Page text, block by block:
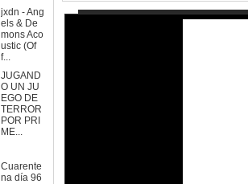
jxdn - Ang
els & De
mons Aco
ustic (Of
f...
JUGAND
O UN JU
EGO DE
TERROR
POR PRI
ME...
Cuarente
na día 96